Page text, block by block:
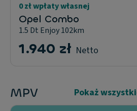
0 zł wpłaty własnej
Opel Combo
1.5 Dt Enjoy 102km
1.940 zł Netto
MPV Pokaż